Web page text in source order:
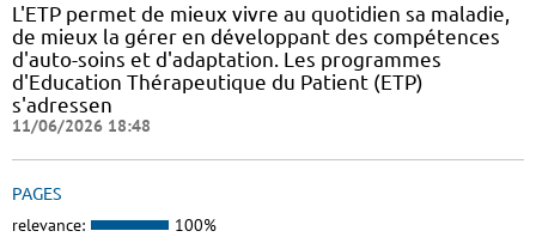
L'ETP permet de mieux vivre au quotidien sa maladie,
de mieux la gérer en développant des compétences
d'auto-soins et d'adaptation. Les programmes
d'Education Thérapeutique du Patient (ETP)
s'adressen
11/06/2026 18:48
PAGES
relevance: 100%